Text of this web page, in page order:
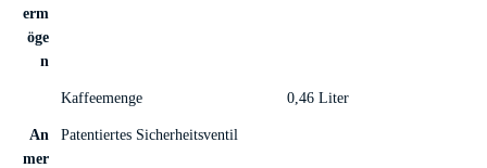
erm
öge
n
Kaffeemenge 0,46 Liter
An
mer
Patentiertes Sicherheitsventil